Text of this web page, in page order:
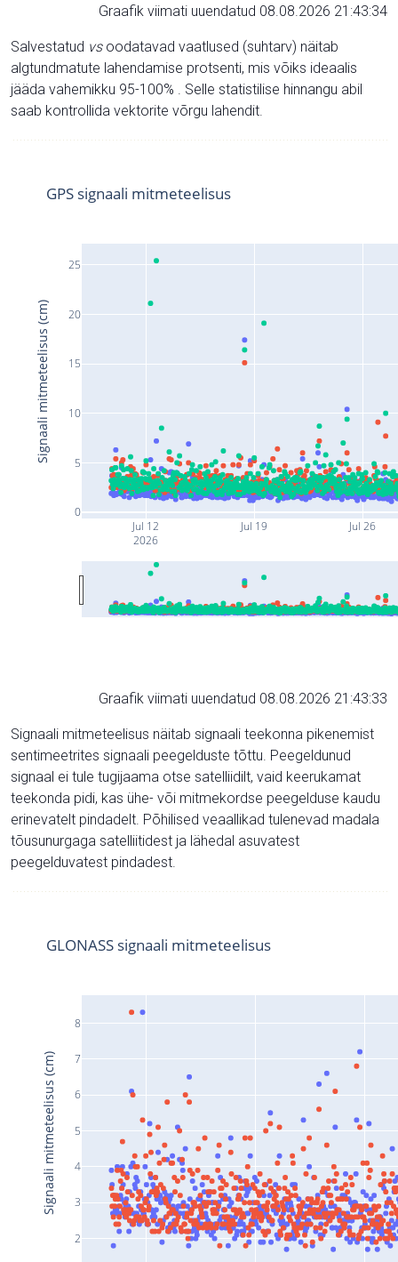
Graafik viimati uuendatud 08.08.2026 21:43:34
Salvestatud vsoodatavad vaatlused (suhtarv) näitab
algtundmatute lahendamise protsenti, mis võiks ideaalis
jääda vahemikku 95-100% . Selle statistilise hinnangu abil
saab kontrollida vektorite võrgu lahendit.
Jul 12
2026
Jul 19 Jul 26
0
5
10
15
20
25
GPS signaali mitmeteelisus
Signaali mitmeteelisus (cm)
Graafik viimati uuendatud 08.08.2026 21:43:33
Signaali mitmeteelisus näitab signaali teekonna pikenemist
sentimeetrites signaali peegelduste tõttu. Peegeldunud
signaal ei tule tugijaama otse satelliidilt, vaid keerukamat
teekonda pidi, kas ühe- või mitmekordse peegelduse kaudu
erinevatelt pindadelt. Põhilised veaallikad tulenevad madala
tõusunurgaga satelliitidest ja lähedal asuvatest
peegelduvatest pindadest.
2
3
4
5
6
7
8
GLONASS signaali mitmeteelisus
Signaali mitmeteelisus (cm)